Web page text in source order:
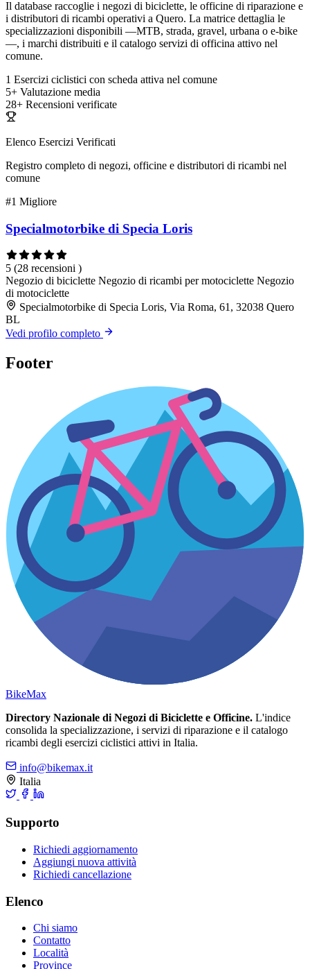
Il database raccoglie i negozi di biciclette, le officine di riparazione e
i distributori di ricambi operativi a Quero. La matrice dettaglia le
specializzazioni disponibili —MTB, strada, gravel, urbana o e-bike
—, i marchi distribuiti e il catalogo servizi di officina attivo nel
comune.
1 Esercizi ciclistici con scheda attiva nel comune
5+ Valutazione media
28+ Recensioni verificate
Elenco Esercizi Verificati
Registro completo di negozi, officine e distributori di ricambi nel
comune
#1 Migliore
Specialmotorbike di Specia Loris
5 (28 recensioni )
Negozio di biciclette Negozio di ricambi per motociclette Negozio
di motociclette
Specialmotorbike di Specia Loris, Via Roma, 61, 32038 Quero
BL
Vedi profilo completo
Footer
BikeMax
Directory Nazionale di Negozi di Biciclette e Officine. L'indice
consolida la specializzazione, i servizi di riparazione e il catalogo
ricambi degli esercizi ciclistici attivi in Italia.
info@bikemax.it
Italia
Supporto
Richiedi aggiornamento
Aggiungi nuova attività
Richiedi cancellazione
Elenco
Chi siamo
Contatto
Località
Province